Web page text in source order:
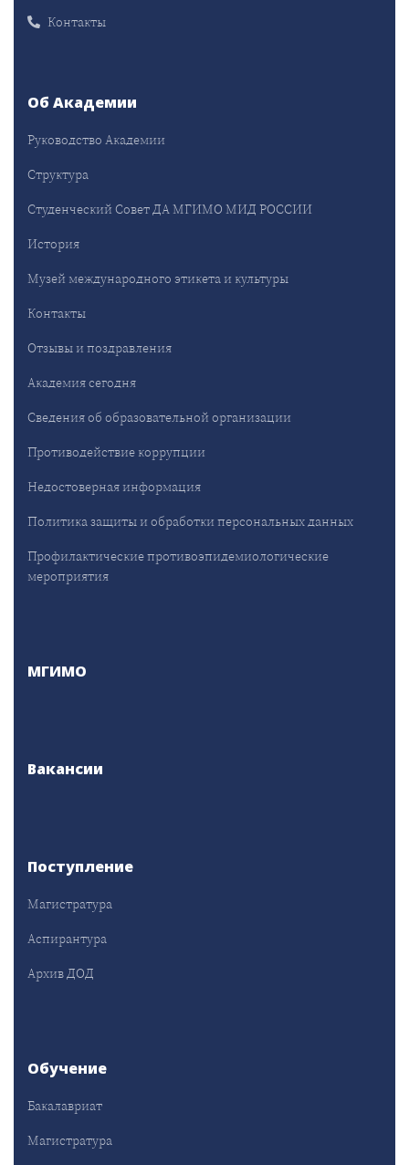
Контакты
Об Академии
Руководство Академии
Структура
Студенческий Совет ДА МГИМО МИД РОССИИ
История
Музей международного этикета и культуры
Контакты
Отзывы и поздравления
Академия сегодня
Сведения об образовательной организации
Противодействие коррупции
Недостоверная информация
Политика защиты и обработки персональных данных
Профилактические противоэпидемиологические
мероприятия
МГИМО
Вакансии
Поступление
Магистратура
Аспирантура
Архив ДОД
Обучение
Бакалавриат
Магистратура